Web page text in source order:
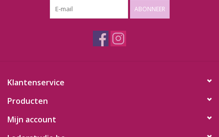
ABONNEER
Klantenservice
Producten
Mijn account